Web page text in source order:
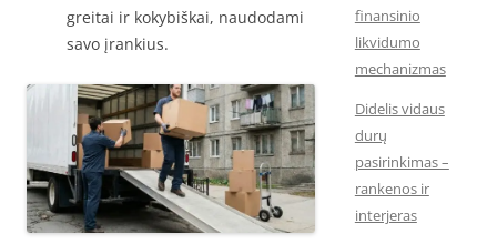
greitai ir kokybiškai, naudodami
savo įrankius.
finansinio
likvidumo
mechanizmas
Didelis vidaus
durų
pasirinkimas –
rankenos ir
interjeras